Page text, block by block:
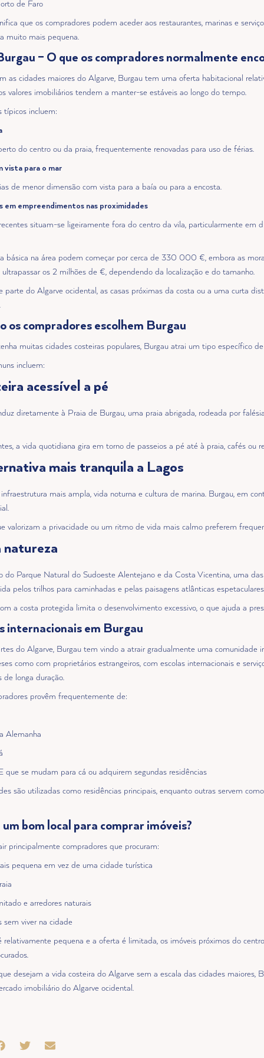
de Faro
que os compradores podem aceder aos restaurantes, marinas e
muito mais pequena.
– O que os compradores normalmente
as cidades maiores do Algarve, Burgau tem uma oferta habitacional
valores imobiliários tendem a manter-se estáveis ao longo do tempo.
típicos incluem:
do centro ou da praia, frequentemente renovadas para uso de férias.
vista para o mar
de menor dimensão com vista para a baía ou para a encosta.
em empreendimentos nas proximidades
situam-se ligeiramente fora do centro da vila, particularmente em
básica na área podem começar por cerca de 330 000 €, embora as
os 2 milhões de €, dependendo da localização e do tamanho.
parte do Algarve ocidental, as casas próximas da costa ou a uma curta
os compradores escolhem Burgau
muitas cidades costeiras populares, Burgau atrai um tipo específico
incluem:
acessível a pé
diretamente à Praia de Burgau, uma praia abrigada, rodeada por
a vida quotidiana gira em torno de passeios a pé até à praia, cafés ou
mais tranquila a Lagos
mais ampla, vida noturna e cultura de marina. Burgau, em
valorizam a privacidade ou um ritmo de vida mais calmo preferem
natureza
do Parque Natural do Sudoeste Alentejano e da Costa Vicentina, uma
pelos trilhos para caminhadas e pelas paisagens atlânticas
a costa protegida limita o desenvolvimento excessivo, o que ajuda a
internacionais em Burgau
do Algarve, Burgau tem vindo a atrair gradualmente uma comunidade
como com proprietários estrangeiros, com escolas internacionais e
de longa duração.
provêm frequentemente de:
Alemanha
que se mudam para cá ou adquirem segundas residências
são utilizadas como residências principais, enquanto outras servem
bom local para comprar imóveis?
principalmente compradores que procuram:
pequena em vez de uma cidade turística
e arredores naturais
sem viver na cidade
relativamente pequena e a oferta é limitada, os imóveis próximos do
desejam a vida costeira do Algarve sem a escala das cidades maiores,
imobiliário do Algarve ocidental.